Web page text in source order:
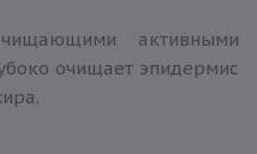
активными
очищает эпидермис